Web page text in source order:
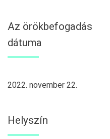
Az örökbefogadás
dátuma
2022. november 22.
Helyszín